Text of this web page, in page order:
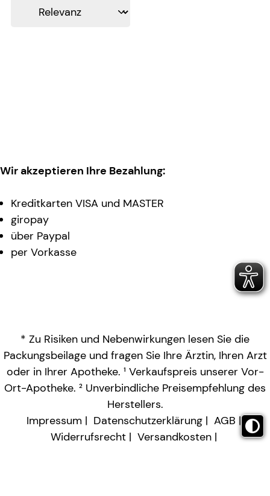
Wir akzeptieren Ihre Bezahlung:
Kreditkarten VISA und MASTER
giropay
über Paypal
per Vorkasse
* Zu Risiken und Nebenwirkungen lesen Sie die
Packungsbeilage und fragen Sie Ihre Ärztin, Ihren Arzt
oder in Ihrer Apotheke. ¹ Verkaufspreis unserer Vor-
Ort-Apotheke. ² Unverbindliche Preisempfehlung des
Herstellers.
Impressum
Datenschutzerklärung
AGB
Widerrufsrecht
Versandkosten